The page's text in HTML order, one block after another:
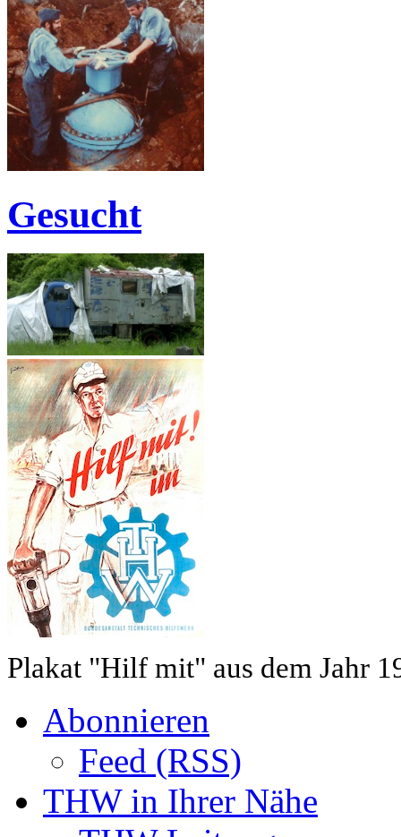
Gesucht
Plakat "Hilf mit" aus dem Jahr
Abonnieren
Feed (RSS)
THW in Ihrer Nähe